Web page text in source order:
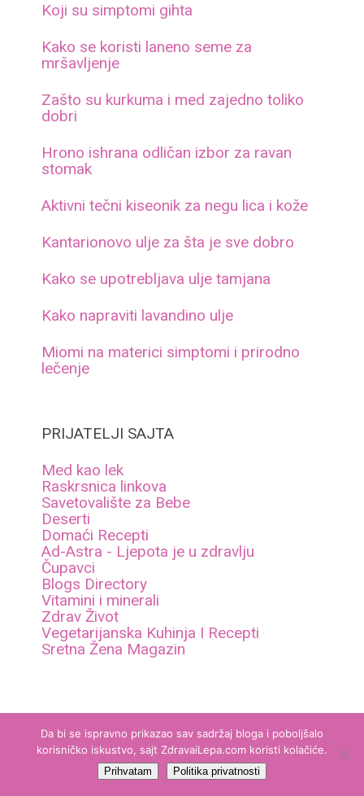
Koji su simptomi gihta
Kako se koristi laneno seme za
mršavljenje
Zašto su kurkuma i med zajedno toliko
dobri
Hrono ishrana odličan izbor za ravan
stomak
Aktivni tečni kiseonik za negu lica i kože
Kantarionovo ulje za šta je sve dobro
Kako se upotrebljava ulje tamjana
Kako napraviti lavandino ulje
Miomi na materici simptomi i prirodno
lečenje
PRIJATELJI SAJTA
Med kao lek
Raskrsnica linkova
Savetovalište za Bebe
Deserti
Domaći Recepti
Ad-Astra - Ljepota je u zdravlju
Čupavci
Blogs Directory
Vitamini i minerali
Zdrav Život
Vegetarijanska Kuhinja I Recepti
Sretna Žena Magazin
Zdrava i lepaCopyright © 2026.
Da bi se ispravno prikazao sav sadržaj bloga i poboljšalo
korisničko iskustvo, sajt ZdravaiLepa.com koristi kolačiće.
Prihvatam Politika privatnosti